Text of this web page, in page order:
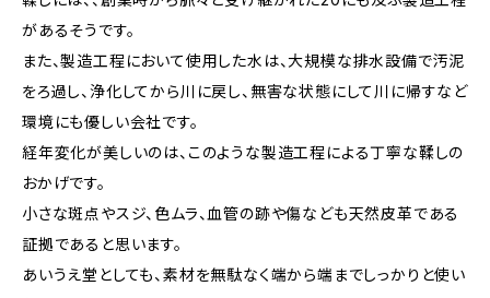
があるそうです。
また、製造工程において使用した水は、大規模な排水設備で汚泥
をろ過し、浄化してから川に戻し、無害な状態にして川に帰すなど
環境にも優しい会社です。
経年変化が美しいのは、このような製造工程による丁寧な鞣しの
おかげです。
小さな斑点やスジ、色ムラ、血管の跡や傷なども天然皮革である
証拠であると思います。
あいうえ堂としても、素材を無駄なく端から端までしっかりと使い